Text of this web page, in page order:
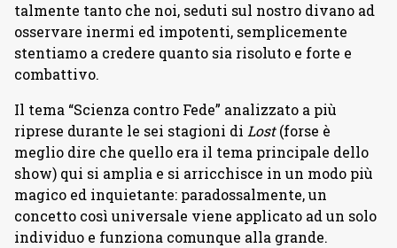
talmente tanto che noi, seduti sul nostro divano ad
osservare inermi ed impotenti, semplicemente
stentiamo a credere quanto sia risoluto e forte e
combattivo.
Il tema “Scienza contro Fede” analizzato a più
riprese durante le sei stagioni di Lost(forse è
meglio dire che quello era il tema principale dello
show) qui si amplia e si arricchisce in un modo più
magico ed inquietante: paradossalmente, un
concetto così universale viene applicato ad un solo
individuo e funziona comunque alla grande.